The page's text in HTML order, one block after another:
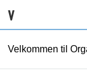
V
Velkommen til